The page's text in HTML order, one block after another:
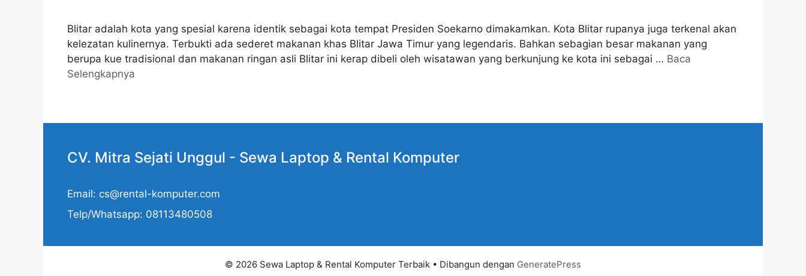
Blitar adalah kota yang spesial karena identik sebagai kota tempat Presiden Soekarno dimakamkan. Kota Blitar rupanya juga terkenal akan
kelezatan kulinernya. Terbukti ada sederet makanan khas Blitar Jawa Timur yang legendaris. Bahkan sebagian besar makanan yang
berupa kue tradisional dan makanan ringan asli Blitar ini kerap dibeli oleh wisatawan yang berkunjung ke kota ini sebagai … Baca
Selengkapnya
CV. Mitra Sejati Unggul - Sewa Laptop & Rental Komputer
Email: cs@rental-komputer.com
Telp/Whatsapp: 08113480508
© 2026 Sewa Laptop & Rental Komputer Terbaik • Dibangun dengan GeneratePress